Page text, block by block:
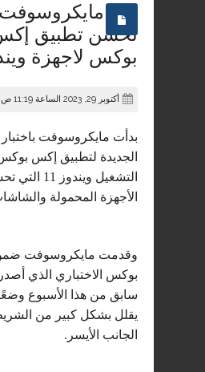
مايكروسوفت
تحسن تطبيق
بوكس لاجهزة
أكتوبر 29, 2023 الساعة 11:19 ص
بدأت مايكروسوفت باختبار
الجديدة لتطبيق إكس
التشغيل
الأجهزة المحمولة
وقدمت مايكروسوفت
بوكس الاختباري الذي
سابق من هذا الأسبوع
يقلل بشكل كبير من
الجانب الأيسر.